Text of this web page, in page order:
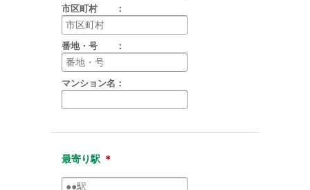
市区町村 ：
番地・号 ：
マンション名：
最寄り駅 ＊